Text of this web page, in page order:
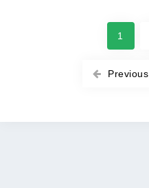
Previous
1